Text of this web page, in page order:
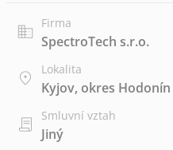
Firma
SpectroTech s.r.o.
Lokalita
Kyjov, okres Hodonín
Smluvní vztah
Jiný